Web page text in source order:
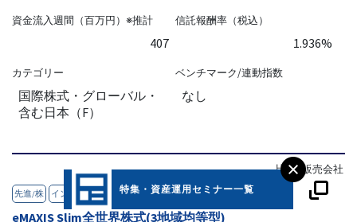
資金流入週間（百万円）※推計
407
信託報酬率（税込）
1.936%
カテゴリー
国際株式・グローバル・
含む日本（F）
ベンチマーク/連動指数
なし
先進/株 インデックス 成長 つみ
比較 販売会社
eMAXIS Slim全世界株式(3地域均等型)
特集・資産運用セミナー一覧